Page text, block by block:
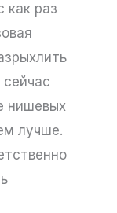
как раз
нишевых
лучше.